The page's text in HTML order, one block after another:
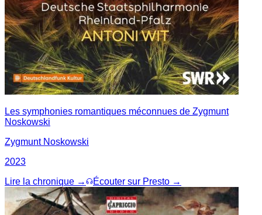
Les symphonies romantiques méconnues de Zygmunt
Noskowski
Zygmunt Noskowski
2023
Lire la chronique →
Écouter sur Presto →